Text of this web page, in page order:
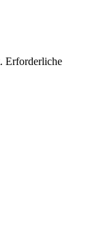
Erforderliche